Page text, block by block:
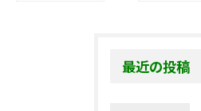
最近の投稿